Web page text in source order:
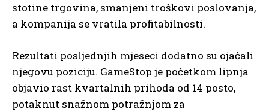
stotine trgovina, smanjeni troškovi poslovanja,
a kompanija se vratila profitabilnosti.
Rezultati posljednjih mjeseci dodatno su ojačali
njegovu poziciju. GameStop je početkom lipnja
objavio rast kvartalnih prihoda od 14 posto,
potaknut snažnom potražnjom za